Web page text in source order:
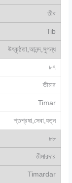
তীব
Tib
উৎকূষ্ঠতা,আনন্দ,সুগন্ধ
৮৭
তীমার
Timar
শ্তশ্রষা,সেবা,যত্ন
৮৮
তীমারদার
Timardar